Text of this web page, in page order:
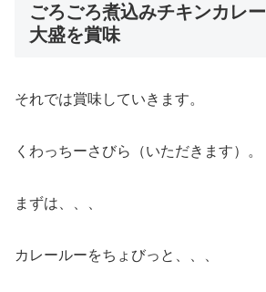
ごろごろ煮込みチキンカレー
大盛を賞味
それでは賞味していきます。
くわっちーさびら（いただきます）。
まずは、、、
カレールーをちょびっと、、、